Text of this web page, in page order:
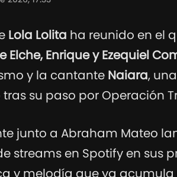
Lola Lolita ha reunido en el
Elche, Enrique y Ezequiel
y la cantante Naiara,
su paso por Operación
junto a Abraham Mateo
streams en Spotify en sus
y melodía que ya acumula